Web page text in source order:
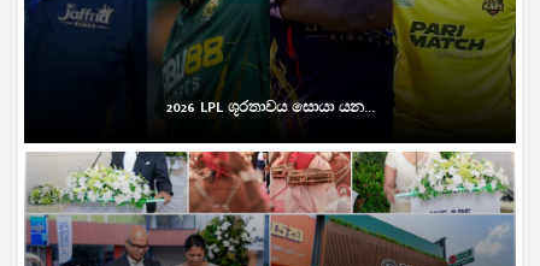
2026 LPL ශූරතාවය සොයා යන...